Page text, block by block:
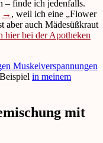
– finde ich jedenfalls.
→ , weil ich eine „Flower
aber auch Mädesüßkraut
hier bei der Apotheken
Muskelverspannungen
in meinem
mit